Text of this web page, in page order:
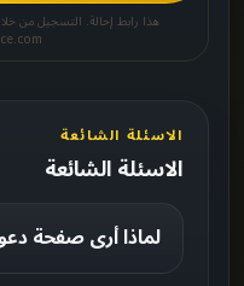
الاسئلة الشائعة
الاسئلة الشائعة
لماذا أرى صفحة